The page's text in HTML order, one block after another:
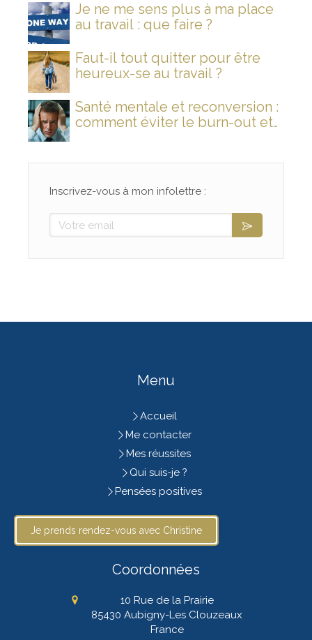
Je ne me sens plus à ma place
au travail : que faire ?
Faut-il tout quitter pour être
heureux-se au travail ?
Santé mentale et reconversion :
comment éviter le burn-out et
Inscrivez-vous à mon infolettre :
Votre email
Menu
Accueil
Me contacter
Mes réussites
Qui suis-je ?
Pensées positives
Je prends rendez-vous avec Christine
Coordonnées
10 Rue de la Prairie
85430 Aubigny-Les Clouzeaux
France